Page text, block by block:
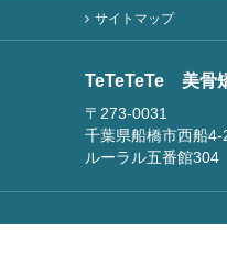
サイトマップ
TeTeTeTe 美骨
〒273-0031
千葉県船橋市西船4-
ルーラル五番館304